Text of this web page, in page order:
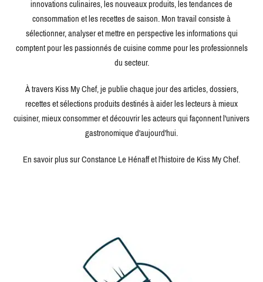
innovations culinaires, les nouveaux produits, les tendances de
consommation et les recettes de saison. Mon travail consiste à
sélectionner, analyser et mettre en perspective les informations qui
comptent pour les passionnés de cuisine comme pour les professionnels
du secteur.
À travers Kiss My Chef, je publie chaque jour des articles, dossiers,
recettes et sélections produits destinés à aider les lecteurs à mieux
cuisiner, mieux consommer et découvrir les acteurs qui façonnent l'univers
gastronomique d'aujourd'hui.
En savoir plus sur Constance Le Hénaff et l'histoire de Kiss My Chef.